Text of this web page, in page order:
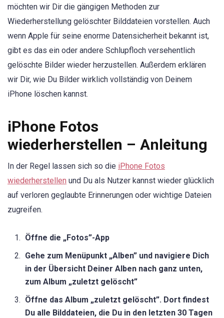
möchten wir Dir die gängigen Methoden zur
Wiederherstellung gelöschter Bilddateien vorstellen. Auch
wenn Apple für seine enorme Datensicherheit bekannt ist,
gibt es das ein oder andere Schlupfloch versehentlich
gelöschte Bilder wieder herzustellen. Außerdem erklären
wir Dir, wie Du Bilder wirklich vollständig von Deinem
iPhone löschen kannst.
iPhone Fotos
wiederherstellen – Anleitung
In der Regel lassen sich so die iPhone Fotos
wiederherstellen und Du als Nutzer kannst wieder glücklich
auf verloren geglaubte Erinnerungen oder wichtige Dateien
zugreifen.
Öffne die „Fotos”-App
Gehe zum Menüpunkt „Alben” und navigiere Dich
in der Übersicht Deiner Alben nach ganz unten,
zum Album „zuletzt gelöscht”
Öffne das Album „zuletzt gelöscht”. Dort findest
Du alle Bilddateien, die Du in den letzten 30 Tagen